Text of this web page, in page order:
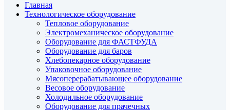
Главная
Технологическое оборудование
Тепловое оборудование
Электромеханическое оборудование
Оборудование для ФАСТФУДА
Оборудование для баров
Хлебопекарное оборудование
Упаковочное оборудование
Мясоперерабатывающее оборудование
Весовое оборудование
Холодильное оборудование
Оборудование для прачечных